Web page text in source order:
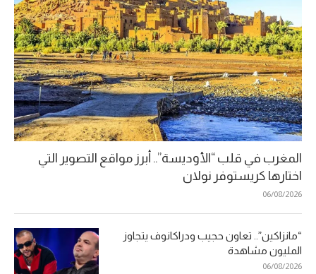
المغرب في قلب “الأوديسة”.. أبرز مواقع التصوير التي
اختارها كريستوفر نولان
06/08/2026
“مانزاكين”.. تعاون حجيب ودراكانوف يتجاوز
المليون مشاهدة
06/08/2026